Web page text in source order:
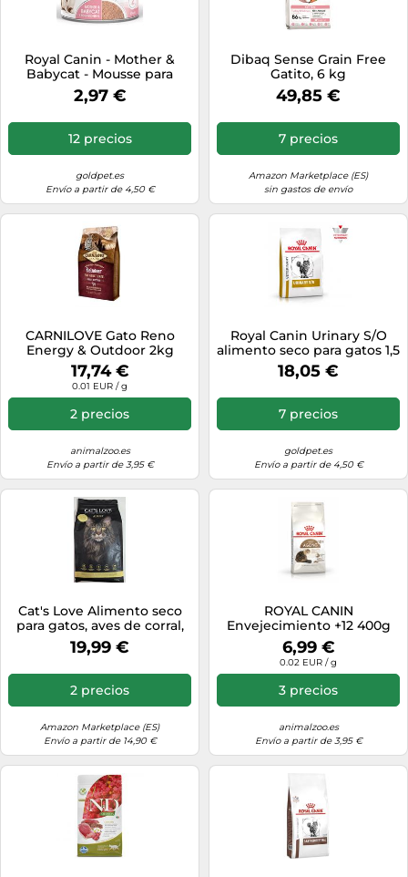
Royal Canin - Mother &
Babycat - Mousse para
gatitos y gatas
gestantes/lactantes - 195 g
2,97 €
12 precios
goldpet.es
Envío a partir de 4,50 €
Dibaq Sense Grain Free
Gatito, 6 kg
49,85 €
7 precios
Amazon Marketplace (ES)
sin gastos de envío
CARNILOVE Gato Reno
Energy & Outdoor 2kg
17,74 €
0.01 EUR / g
2 precios
animalzoo.es
Envío a partir de 3,95 €
Royal Canin Urinary S/O
alimento seco para gatos 1,5
kg Adulto
18,05 €
7 precios
goldpet.es
Envío a partir de 4,50 €
Cat's Love Alimento seco
para gatos, aves de corral,
81% de proteínas animales,
antipelo, 2 kg
19,99 €
2 precios
Amazon Marketplace (ES)
Envío a partir de 14,90 €
ROYAL CANIN
Envejecimiento +12 400g
6,99 €
0.02 EUR / g
3 precios
animalzoo.es
Envío a partir de 3,95 €